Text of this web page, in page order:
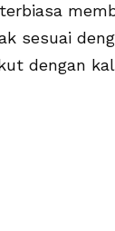
terbiasa
sesuai
dengan